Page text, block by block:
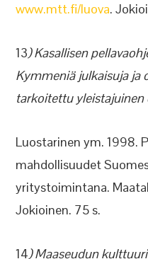
www.mtt.fi/luova.
13) Kasallisen
Kymmeniä julkaisuja ja
tarkoitettu yleistajuinen
Luostarinen ym. 1998.
mahdollisuudet
yritystoimintana.
Jokioinen. 75 s.
14) Maaseudun